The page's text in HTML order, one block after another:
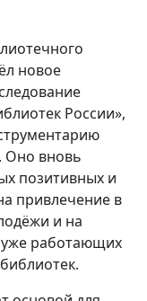
новое
России»,
Оно вновь
позитивных и
привлечение в
и на
уже работающих